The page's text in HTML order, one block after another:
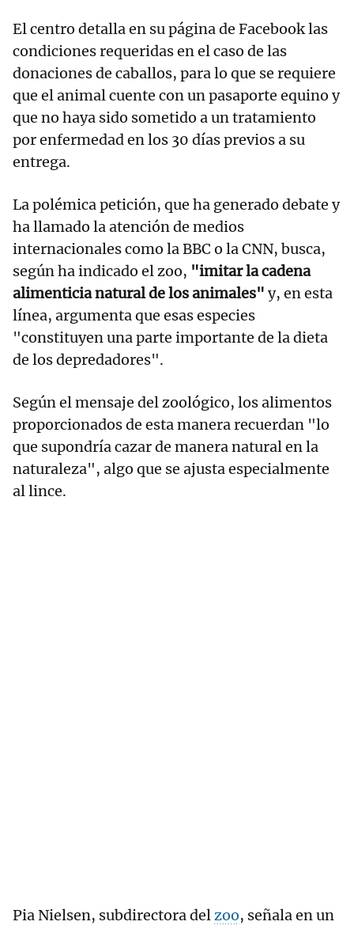
El centro detalla en su página de Facebook las
condiciones requeridas en el caso de las
donaciones de caballos, para lo que se requiere
que el animal cuente con un pasaporte equino y
que no haya sido sometido a un tratamiento
por enfermedad en los 30 días previos a su
entrega.
La polémica petición, que ha generado debate y
ha llamado la atención de medios
internacionales como la BBC o la CNN, busca,
según ha indicado el zoo, "imitar la cadena
alimenticia natural de los animales" y, en esta
línea, argumenta que esas especies
"constituyen una parte importante de la dieta
de los depredadores".
Según el mensaje del zoológico, los alimentos
proporcionados de esta manera recuerdan "lo
que supondría cazar de manera natural en la
naturaleza", algo que se ajusta especialmente
al lince.
Pia Nielsen, subdirectora delzoo, señala en un